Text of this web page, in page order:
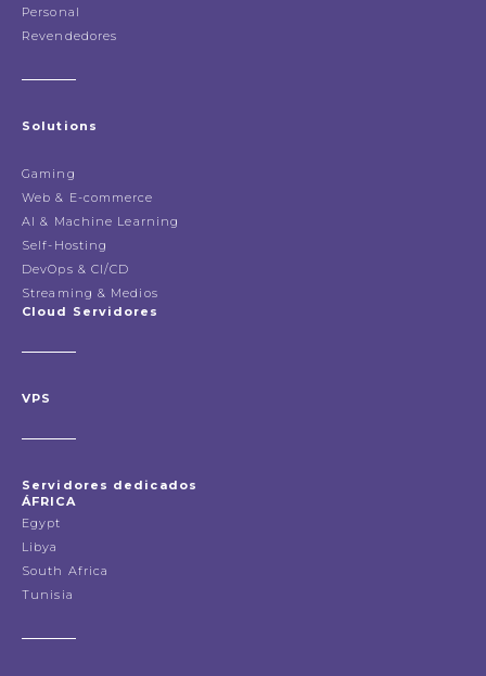
Personal
Revendedores
Solutions
Gaming
Web & E-commerce
AI & Machine Learning
Self-Hosting
DevOps & CI/CD
Streaming & Medios
Cloud Servidores
VPS
Servidores dedicados
ÁFRICA
Egypt
Libya
South Africa
Tunisia